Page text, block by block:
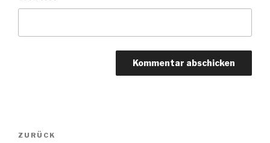
Beitragsnavigation
Vorheriger
ZURÜCK